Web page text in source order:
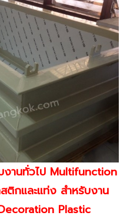
งานทั่วไป Multifunction
ติกและแท่ง สำหรับงาน
Plastic